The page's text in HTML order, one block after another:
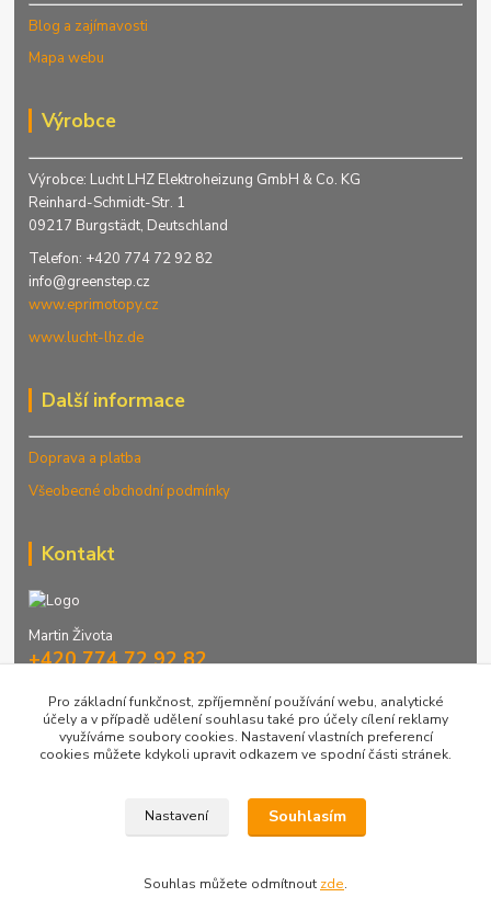
Blog a zajímavosti
Mapa webu
Výrobce
Výrobce: Lucht LHZ Elektroheizung GmbH & Co. KG
Reinhard-Schmidt-Str. 1
09217 Burgstädt, Deutschland
Telefon: +420 774 72 92 82
info@greenstep.cz
www.eprimotopy.cz
www.lucht-lhz.de
Další informace
Doprava a platba
Všeobecné obchodní podmínky
Kontakt
Martin Života
+420 774 72 92 82
info@greenstep.cz
Elektrické topení s akumulací 2020 - nový design
Pro základní funkčnost, zpříjemnění používání webu, analytické
účely a v případě udělení souhlasu také pro účely cílení reklamy
využíváme soubory cookies. Nastavení vlastních preferencí
cookies můžete kdykoli upravit odkazem ve spodní části stránek.
Nastavení Souhlasím
Souhlas můžete odmítnout zde.